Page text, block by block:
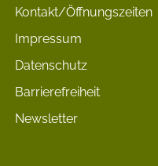
Kontakt/Öffnungszeiten
Impressum
Datenschutz
Barrierefreiheit
Newsletter